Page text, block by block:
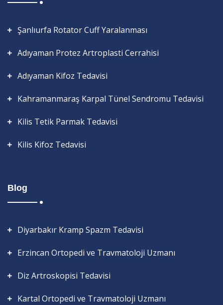
Şanlıurfa Rotator Cuff Yaralanması
Adıyaman Protez Artroplasti Cerrahisi
Adıyaman Kifoz Tedavisi
Kahramanmaraş Karpal Tünel Sendromu Tedavisi
Kilis Tetik Parmak Tedavisi
Kilis Kifoz Tedavisi
Blog
Diyarbakır Kramp Spazm Tedavisi
Erzincan Ortopedi ve Travmatoloji Uzmanı
Diz Artroskopisi Tedavisi
Kartal Ortopedi ve Travmatoloji Uzmanı